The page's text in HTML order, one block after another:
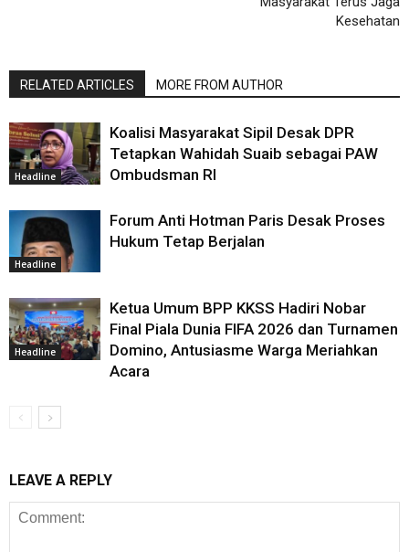
Kesehatan
RELATED ARTICLES MORE FROM AUTHOR
Headline
Koalisi Masyarakat Sipil Desak DPR
Tetapkan Wahidah Suaib sebagai PAW
Ombudsman RI
Headline
Forum Anti Hotman Paris Desak Proses
Hukum Tetap Berjalan
Headline
Ketua Umum BPP KKSS Hadiri Nobar
Final Piala Dunia FIFA 2026 dan Turnamen
Domino, Antusiasme Warga Meriahkan
Acara
LEAVE A REPLY